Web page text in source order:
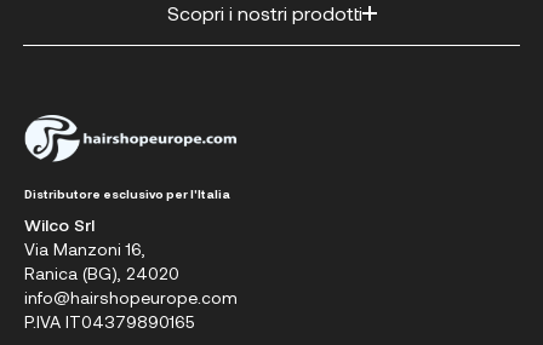
Scopri i nostri prodotti
Distributore esclusivo per l'Italia
Wilco Srl
Via Manzoni 16,
Ranica (BG), 24020
info@hairshopeurope.com
P.IVA IT04379890165